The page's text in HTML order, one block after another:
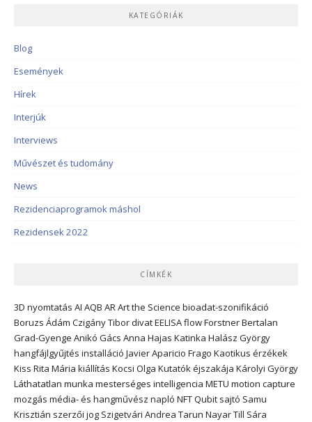
KATEGÓRIÁK
Blog
Események
Hírek
Interjúk
Interviews
Művészet és tudomány
News
Rezidenciaprogramok máshol
Rezidensek 2022
CÍMKÉK
3D nyomtatás AI AQB ARArt the Science bioadat-szonifikáció
Boruzs Ádám Czigány TibordivatEELISAflowForstner Bertalan
Grad-Gyenge Anikó Gács Anna Hajas Katinka Halász György
hangfájlgyűjtés installáció Javier Aparicio Frago Kaotikus érzékek
Kiss Rita Mária kiállítás Kocsi Olga Kutatók éjszakája Károlyi György
Láthatatlan munka mesterséges intelligencia METU motion capture
mozgás média- és hangművész napló NFTQubit sajtó Samu
Krisztián szerzői jog Szigetvári Andrea Tarun NayarTill Sára